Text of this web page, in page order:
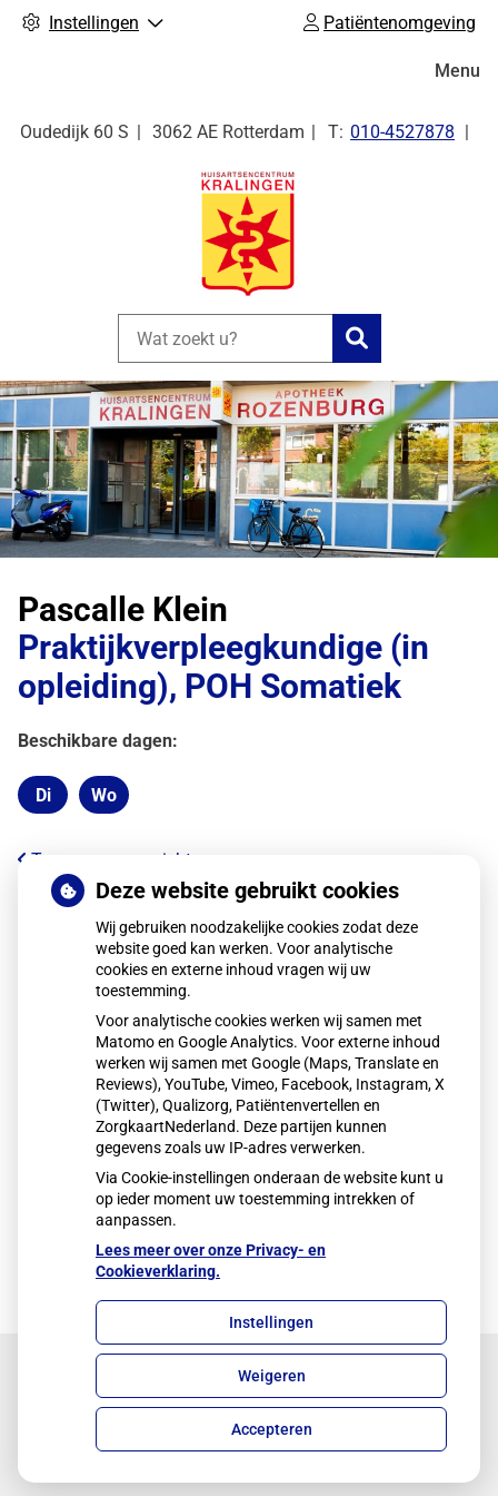
Instellingen Patiëntenomgeving
Oudedijk 60 S 3062 AE Rotterdam Tel:
010-4527878
Zoeken
Menu
Pascalle Klein
Praktijkverpleegkundige (in
opleiding), POH Somatiek
Beschikbare dagen:
Dinsdag
Di Woensdag
Wo
Terug naar overzicht
Uw Zorg Online|Beheer
Privacy verklaring Cookie-instellingen Voorwaarden
Deze website gebruikt cookies
Wij gebruiken noodzakelijke cookies zodat deze
website goed kan werken. Voor analytische
cookies en externe inhoud vragen wij uw
toestemming.
Voor analytische cookies werken wij samen met
Matomo en Google Analytics. Voor externe inhoud
werken wij samen met Google (Maps, Translate en
Reviews), YouTube, Vimeo, Facebook, Instagram, X
(Twitter), Qualizorg, Patiëntenvertellen en
ZorgkaartNederland. Deze partijen kunnen
gegevens zoals uw IP-adres verwerken.
Via Cookie-instellingen onderaan de website kunt u
op ieder moment uw toestemming intrekken of
aanpassen.
Lees meer over onze Privacy- en
Cookieverklaring.
Instellingen
Weigeren
Accepteren